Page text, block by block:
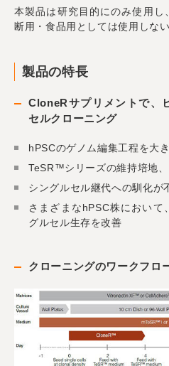
本製品は研究目的にのみ使用
断用・食品用としては使用しな
製品の特長
CloneRサプリメントで、
セルクローニング
hPSCのゲノム編集工程を大
TeSR™シリーズの維持培地
シングルセル継代への馴化が
さまざまなhPSC株におい
グルセル生存を改善
クローニングのワークフロ